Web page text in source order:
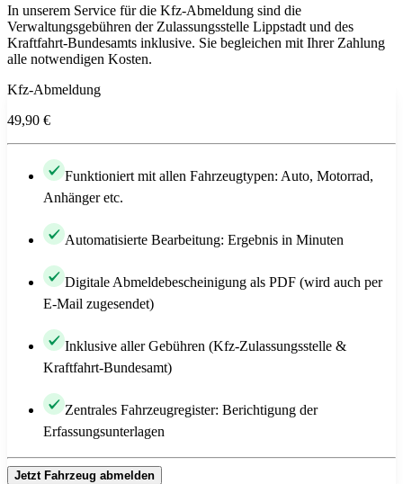
In unserem Service für die Kfz-Abmeldung sind die
Verwaltungsgebühren der Zulassungsstelle Lippstadt und des
Kraftfahrt-Bundesamts inklusive. Sie begleichen mit Ihrer Zahlung
alle notwendigen Kosten.
Kfz-Abmeldung
49,90 €
Funktioniert mit allen Fahrzeugtypen: Auto, Motorrad,
Anhänger etc.
Automatisierte Bearbeitung: Ergebnis in Minuten
Digitale Abmeldebescheinigung als PDF (wird auch per
E-Mail zugesendet)
Inklusive aller Gebühren (Kfz-Zulassungsstelle &
Kraftfahrt-Bundesamt)
Zentrales Fahrzeugregister: Berichtigung der
Erfassungsunterlagen
Jetzt Fahrzeug abmelden